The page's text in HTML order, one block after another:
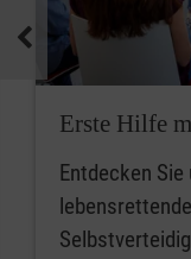
Erste Hilfe
Entdecken